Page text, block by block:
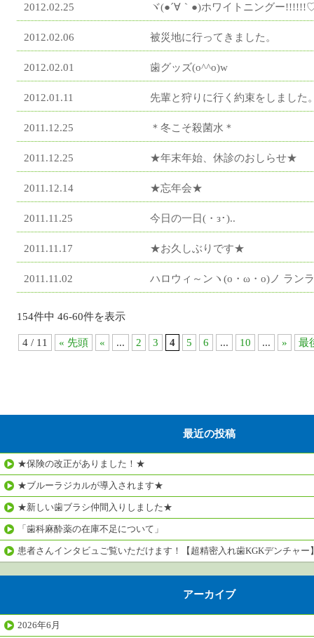
2012.02.25 ヾ(●´∀｀●)ホワイトニングー
2012.02.06 被災地に行ってきました。
2012.02.01 歯グッズ(o^^o)w
2012.01.11 先輩と狩りに行く約束をしました
2011.12.25 ＊冬こそ殺菌水＊
2011.12.25 ★年末年始、休診のおしらせ★
2011.12.14 ★忘年会★
2011.11.25 今日の一日(・з･)..
2011.11.17 ★お久しぶりです★
2011.11.02 ハロウィ～ンヽ(o・ω・o)ノ ラン
154件中 46-60件を表示
4 / 11 « 先頭 « ... 2 3 4 5 6 ... 10 ... » 最
最近の投稿
★保険の改正がありました！★
★ブルーラジカルが導入されます★
★新しい歯ブラシ仲間入りしました★
「歯科麻酔薬の在庫不足について」
患者さんインタビュご覧いただけます！【超精密入れ歯KGKデンチャー
アーカイブ
2026年6月